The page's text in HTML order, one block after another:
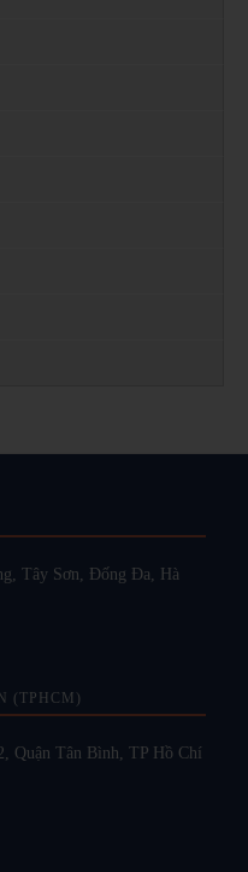
Tây Sơn, Đống Đa, Hà
(TPHCM)
Quận Tân Bình, TP Hồ Chí